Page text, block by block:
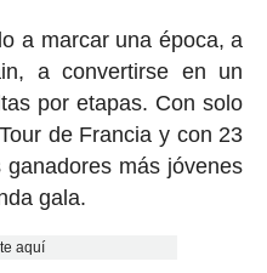
a marcar una época, a
a convertirse en un
por etapas. Con solo
de Francia y con 23
más jóvenes
gala.
aquí